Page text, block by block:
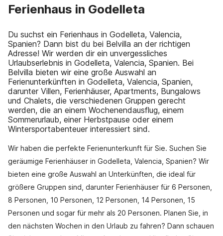
Ferienhaus in Godelleta
Du suchst ein Ferienhaus in Godelleta, Valencia,
Spanien? Dann bist du bei Belvilla an der richtigen
Adresse! Wir werden dir ein unvergessliches
Urlaubserlebnis in Godelleta, Valencia, Spanien. Bei
Belvilla bieten wir eine große Auswahl an
Ferienunterkünften in Godelleta, Valencia, Spanien,
darunter Villen, Ferienhäuser, Apartments, Bungalows
und Chalets, die verschiedenen Gruppen gerecht
werden, die an einem Wochenendausflug, einem
Sommerurlaub, einer Herbstpause oder einem
Wintersportabenteuer interessiert sind.
Wir haben die perfekte Ferienunterkunft für Sie. Suchen Sie
geräumige Ferienhäuser in Godelleta, Valencia, Spanien? Wir
bieten eine große Auswahl an Unterkünften, die ideal für
größere Gruppen sind, darunter Ferienhäuser für 6 Personen,
8 Personen, 10 Personen, 12 Personen, 14 Personen, 15
Personen und sogar für mehr als 20 Personen. Planen Sie, in
den nächsten Wochen in den Urlaub zu fahren? Dann schauen